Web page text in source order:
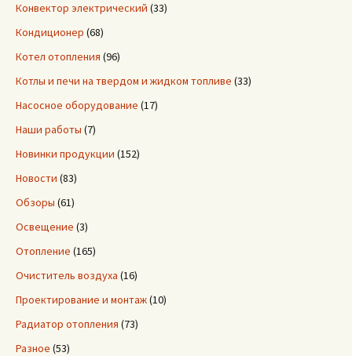
Конвектор электрический (33)
Кондиционер (68)
Котел отопления (96)
Котлы и печи на твердом и жидком топливе (33)
Насосное оборудование (17)
Наши работы (7)
Новинки продукции (152)
Новости (83)
Обзоры (61)
Освещение (3)
Отопление (165)
Очиститель воздуха (16)
Проектирование и монтаж(10)
Радиатор отопления (73)
Разное (53)